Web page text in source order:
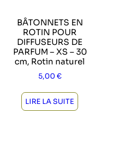
BÂTONNETS EN
ROTIN POUR
DIFFUSEURS DE
PARFUM – XS – 30
cm, Rotin naturel
5,00 €
LIRE LA SUITE